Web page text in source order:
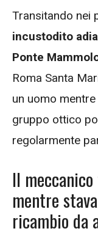
Transitando nei
incustodito
Ponte
Roma Santa
un uomo
gruppo ottico
regolarmente
Il
mentre
ricambio da